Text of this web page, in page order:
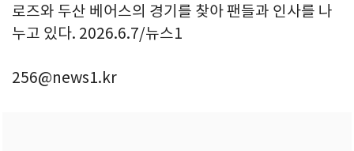
로즈와 두산 베어스의 경기를 찾아 팬들과 인사를 나
누고 있다. 2026.6.7/뉴스1
256@news1.kr